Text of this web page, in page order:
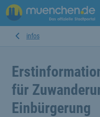
infos
für
Einbürgerung